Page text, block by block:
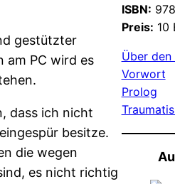
gestützter
am PC wird es
dass ich nicht
besitze.
die wegen
es nicht richtig
ISBN:
Preis: 10
Über
Vorwort
Prolog